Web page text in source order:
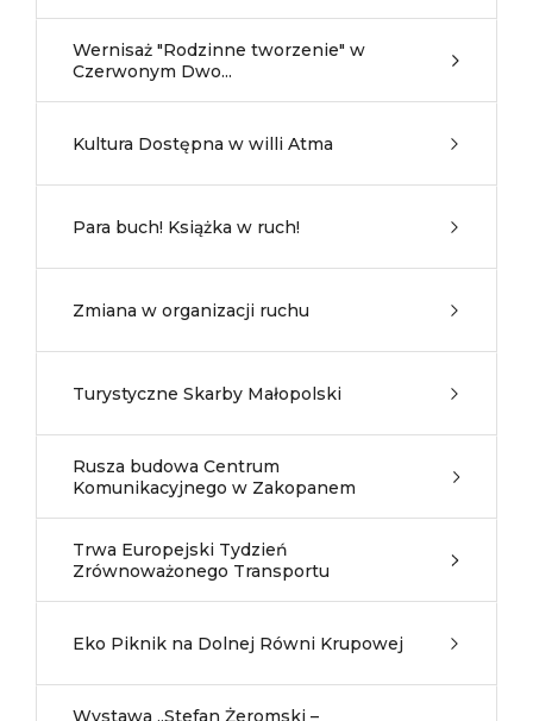
Wernisaż "Rodzinne tworzenie" w
Czerwonym Dwo...
Kultura Dostępna w willi Atma
Para buch! Książka w ruch!
Zmiana w organizacji ruchu
Turystyczne Skarby Małopolski
Rusza budowa Centrum
Komunikacyjnego w Zakopanem
Trwa Europejski Tydzień
Zrównoważonego Transportu
Eko Piknik na Dolnej Równi Krupowej
Wystawa „Stefan Żeromski –